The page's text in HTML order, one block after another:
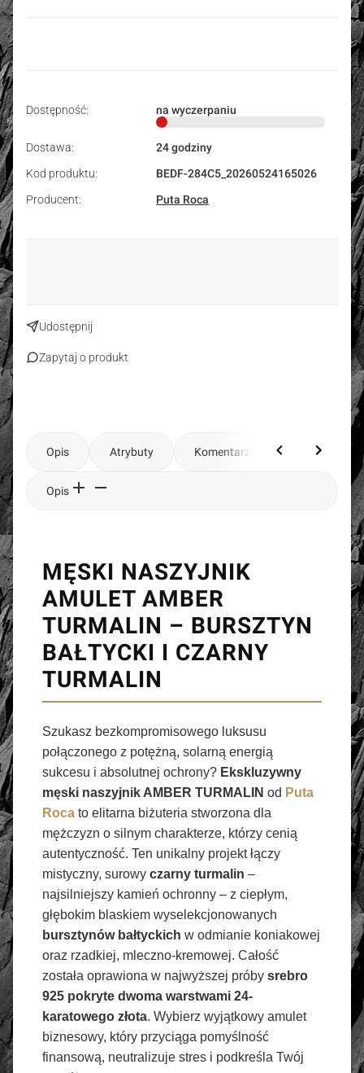
Dostępność: na wyczerpaniu
Dostawa:
24 godziny
Kod produktu:
BEDF-284C5_20260524165026
Producent:
Puta Roca
Udostępnij
Zapytaj o produkt
Opis Atrybuty Komentarze
Opis
MĘSKI NASZYJNIK
AMULET AMBER
TURMALIN – BURSZTYN
BAŁTYCKI I CZARNY
TURMALIN
Szukasz bezkompromisowego luksusu
połączonego z potężną, solarną energią
sukcesu i absolutnej ochrony? Ekskluzywny
męski naszyjnik AMBER TURMALIN od Puta
Roca to elitarna biżuteria stworzona dla
mężczyzn o silnym charakterze, którzy cenią
autentyczność. Ten unikalny projekt łączy
mistyczny, surowy czarny turmalin –
najsilniejszy kamień ochronny – z ciepłym,
głębokim blaskiem wyselekcjonowanych
bursztynów bałtyckich w odmianie koniakowej
oraz rzadkiej, mleczno-kremowej. Całość
została oprawiona w najwyższej próby srebro
925 pokryte dwoma warstwami 24-
karatowego złota. Wybierz wyjątkowy amulet
biznesowy, który przyciąga pomyślność
finansową, neutralizuje stres i podkreśla Twój